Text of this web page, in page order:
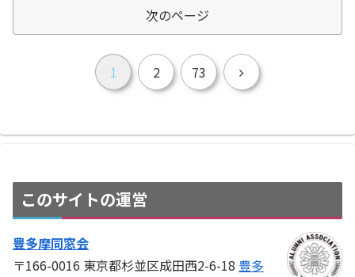
次のページ
1 2 73
次
このサイトの運営
豊多摩同窓会
〒166-0016 東京都杉並区成田西2-6-18 豊多